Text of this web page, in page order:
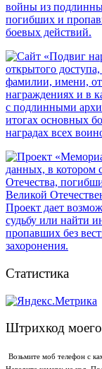
Статистика
Штрихкод моего
Возьмите моб телефон с